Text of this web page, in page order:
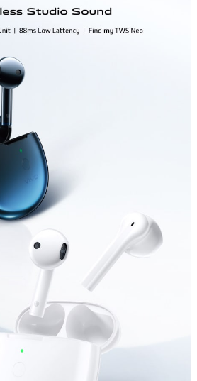
| Pilih negara/wilayah